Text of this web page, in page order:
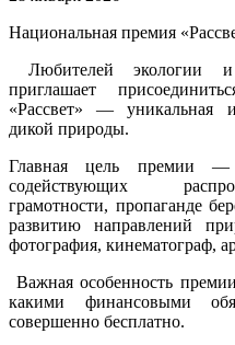
Национальная премия
Любителей экологии и
приглашает
«Рассвет» — уникальная
дикой природы.
Главная цель премии —
содействующих
грамотности, пропаганде
развитию направлений
фотография, кинематограф,
Важная особенность
какими финансовыми
совершенно бесплатно.